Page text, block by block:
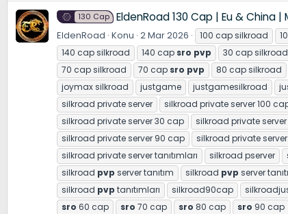
130 Cap EldenRoad 130 Cap | Eu & China
EldenRoad Konu 2 Mar 2026 100 cap silkroad
140 cap silkroad
140 cap sro pvp 30 cap silkroad
70 cap silkroad
70 cap sro pvp 80 cap silkroad
joymax silkroad
justgame justgamesilkroad
silkroad private server
silkroad private server 100
silkroad private server 30 cap
silkroad private
silkroad private server 90 cap
silkroad private
silkroad private server tanıtımları
silkroad pserver
silkroad pvp server tanıtım silkroad pvp server
silkroad pvp tanıtımları silkroad90cap
sro 60 cap sro 70 cap sro 80 cap sro 90 cap